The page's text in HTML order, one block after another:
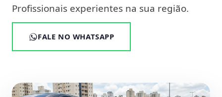
Profissionais experientes na sua região.
FALE NO WHATSAPP